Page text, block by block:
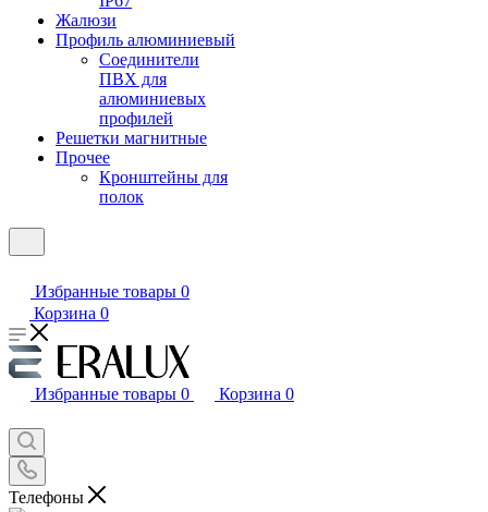
Жалюзи
Профиль алюминиевый
Соединители
ПВХ для
алюминиевых
профилей
Решетки магнитные
Прочее
Кронштейны для
полок
Избранные товары 0
Корзина 0
Избранные товары 0 Корзина 0
Телефоны